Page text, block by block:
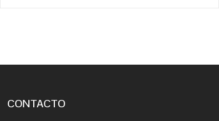
CONTACTO